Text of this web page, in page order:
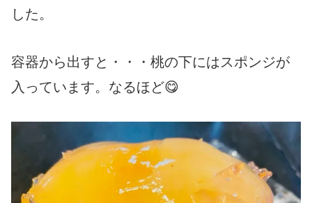
した。
容器から出すと・・・桃の下にはスポンジが
入っています。なるほど😋